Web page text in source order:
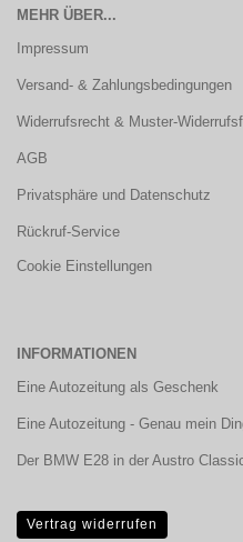
MEHR ÜBER...
Impressum
Versand- & Zahlungsbedingungen
Widerrufsrecht & Muster-
AGB
Privatsphäre und Datenschutz
Rückruf-Service
Cookie Einstellungen
INFORMATIONEN
Eine Autozeitung als Geschenk
Eine Autozeitung - Genau mein
Der BMW E28 in der Austro
Vertrag widerrufen